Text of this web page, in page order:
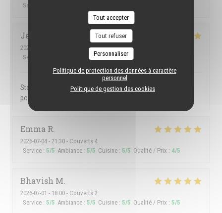
Tout accepter
Tout refuser
Personnaliser
Politique de protection des données à caractère
personnel
Politique de gestion des cookies
Service
Jemmely
2026-07-03
- 22:30 - Couverts 3
Service
5 /5 Cuisine: 5/5 Qualité / Prix
Staff members amazing. We love the maninhos. One negative
point, they let Argentines people come in.
Emma R
2026-07-04 - 21:30 - Couverts 4
Service : 5/5 Ambiance : 5/5 Cuisine : 5/5 Qualité / Prix : 4/5
Bhavish M
2026-07-01 - 18:00 - Couverts 2
Service : 5/5 Ambiance : 5/5 Cuisine : 5/5 Qualité / Prix : 5/5